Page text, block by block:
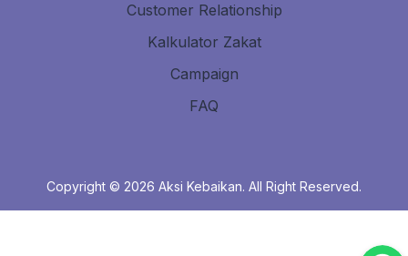
Customer Relationship
Kalkulator Zakat
Campaign
FAQ
Copyright © 2026 Aksi Kebaikan. All Right Reserved.